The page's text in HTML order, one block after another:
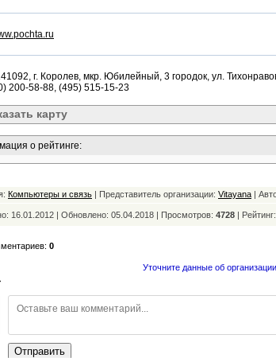
г. Королев, мкр. Юбилейный, 3 городок, ул.
200-58-88, (495) 515-15-23
карту
о рейтинге:
Компьютеры и связь | Представитель организации: Vitayana |
16.01.2012 | Обновлено: 05.04.2018 | Просмотров: 4728 | Рейтинг:
0
Уточните данные об
Отправить